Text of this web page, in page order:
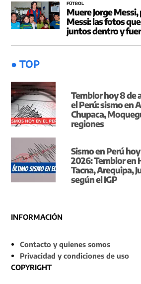
FÚTBOL
Muere Jorge
Messi: las fotos
juntos dentro y
● TOP
Temblor hoy 8 de
el Perú: sismo en
Chupaca,
regiones
Sismo en Perú
2026: Temblor en
Tacna, Arequipa,
según el IGP
INFORMACIÓN
Contacto y quienes somos
Privacidad y condiciones de uso
COPYRIGHT